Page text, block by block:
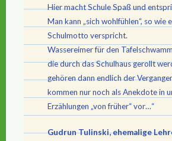
Hier macht Schule Spaß und
Man kann „sich wohlfühlen“, so wie
Schulmotto verspricht.
Wassereimer für den
die durch das Schulhaus gerollt
gehören dann endlich der
kommen nur noch als Anekdote in
Erzählungen „von früher“ vor…“
Gudrun Tulinski, ehemalige